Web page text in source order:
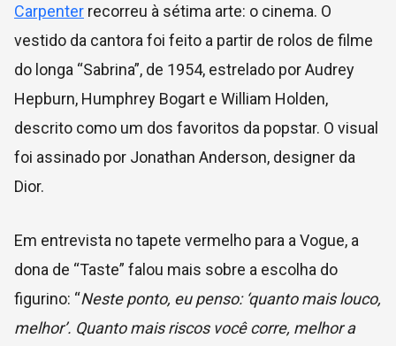
Carpenter recorreu à sétima arte: o cinema. O
vestido da cantora foi feito a partir de rolos de filme
do longa “Sabrina”, de 1954, estrelado por Audrey
Hepburn, Humphrey Bogart e William Holden,
descrito como um dos favoritos da popstar. O visual
foi assinado por Jonathan Anderson, designer da
Dior.
Em entrevista no tapete vermelho para a Vogue, a
dona de “Taste” falou mais sobre a escolha do
figurino: “Neste ponto, eu penso: ‘quanto mais louco,
melhor’. Quanto mais riscos você corre, melhor a